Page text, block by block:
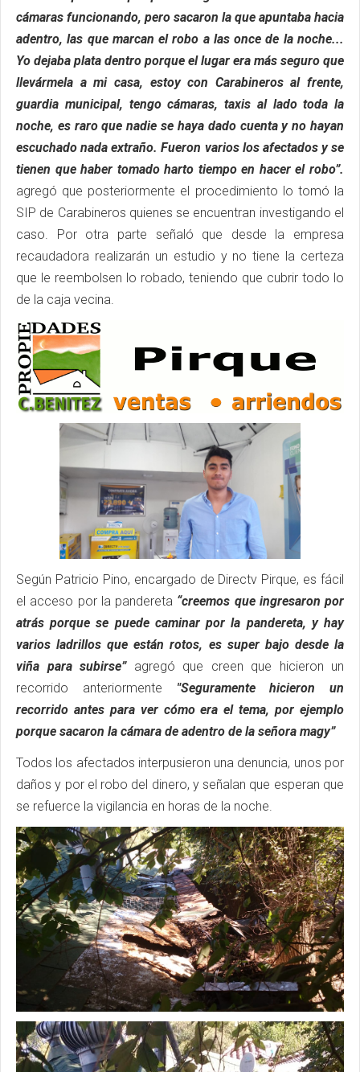
cámaras funcionando, pero sacaron la que apuntaba hacia
adentro, las que marcan el robo a las once de la noche...
Yo dejaba plata dentro porque el lugar era más seguro que
llevármela a mi casa, estoy con Carabineros al frente,
guardia municipal, tengo cámaras, taxis al lado toda la
noche, es raro que nadie se haya dado cuenta y no hayan
escuchado nada extraño. Fueron varios los afectados y se
tienen que haber tomado harto tiempo en hacer el robo”.
agregó que posteriormente el procedimiento lo tomó la
SIP de Carabineros quienes se encuentran investigando el
caso. Por otra parte señaló que desde la empresa
recaudadora realizarán un estudio y no tiene la certeza
que le reembolsen lo robado, teniendo que cubrir todo lo
de la caja vecina.
Según Patricio Pino, encargado de Directv Pirque, es fácil
el acceso por la pandereta “creemos que ingresaron por
atrás porque se puede caminar por la pandereta, y hay
varios ladrillos que están rotos, es super bajo desde la
viña para subirse”agregó que creen que hicieron un
recorrido anteriormente "Seguramente hicieron un
recorrido antes para ver cómo era el tema, por ejemplo
porque sacaron la cámara de adentro de la señora magy”
Todos los afectados interpusieron una denuncia, unos por
daños y por el robo del dinero, y señalan que esperan que
se refuerce la vigilancia en horas de la noche.